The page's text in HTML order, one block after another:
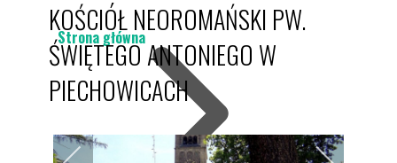
Strona główna
KOŚCIÓŁ NEOROMAŃSKI PW.
ŚWIĘTEGO ANTONIEGO W
PIECHOWICACH